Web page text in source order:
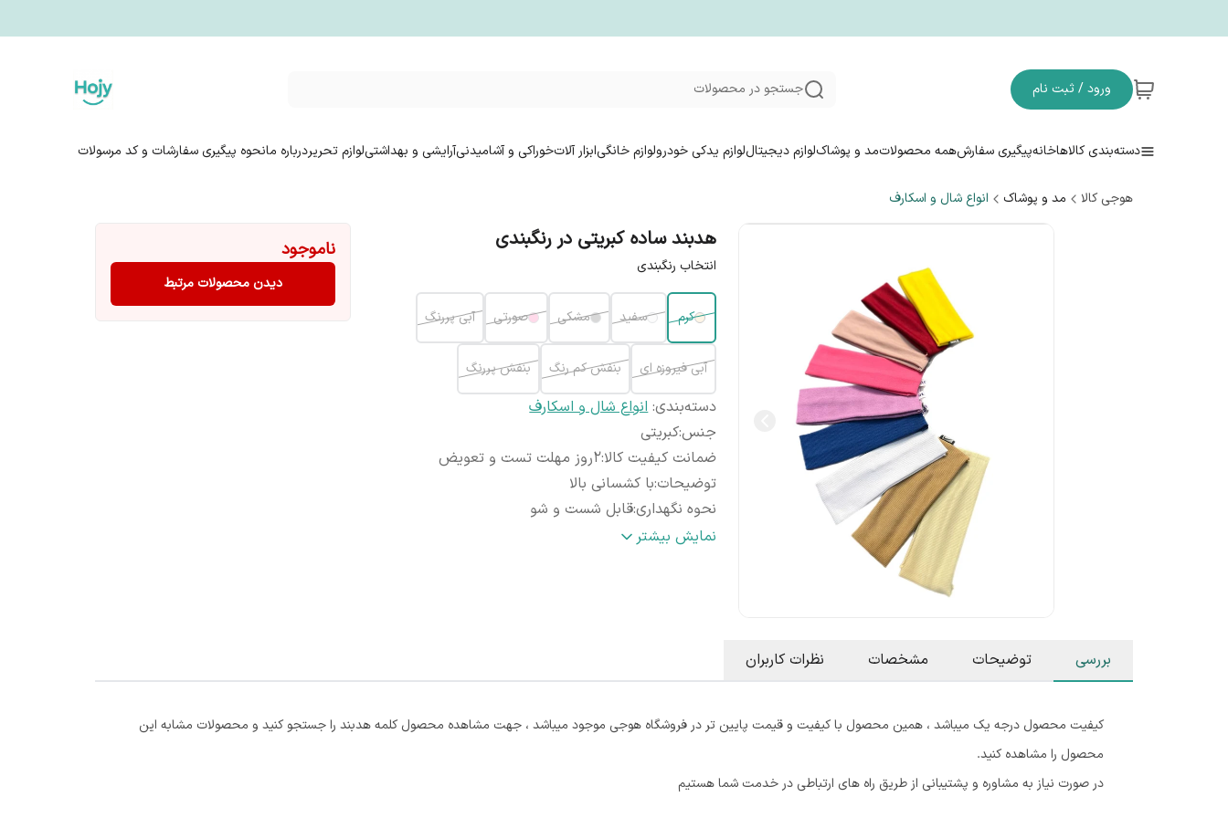
ورود / ثبت نام جستجو در محصولات
دسته‌بندی کالاهاخانهپیگیری سفارشهمه محصولاتمد و پوشاکلوازم دیجیتاللوازم یدکی خودرولوازم خانگیابزار آلاتخوراکی و آشامیدنیآرایشی و بهداشتیلوازم تحریردرباره مانحوه پیگیری سفارشات و کد مرسولات
هوجی کالا مد و پوشاک انواع شال و اسکارف
هدبند ساده کبریتی در رنگبندی
انتخاب رنگبندی
کرم سفید مشکی صورتی آبی پررنگ
آبی فیروزه ای بنفش کم رنگ بنفش پررنگ
دسته‌بندی:انواع شال و اسکارف
جنس:کبریتی
ضمانت کیفیت کالا:2روز مهلت تست و تعویض
توضیحات:با کشسانی بالا
نحوه نگهداری:قابل شست و شو
استایل مورد استفاده روزمره ، اسپرت و دورهمی هاینمایش بیشتر
ناموجود
دیدن محصولات مرتبط
بررسی توضیحات مشخصات نظرات کاربران
کیفیت محصول درجه یک میباشد ، همین محصول با کیفیت و قیمت پایین تر در فروشگاه هوجی موجود میباشد ، جهت مشاهده محصول کلمه هدبند را جستجو کنید و محصولات مشابه این
محصول را مشاهده کنید.
در صورت نیاز به مشاوره و پشتیبانی از طریق راه های ارتباطی در خدمت شما هستیم